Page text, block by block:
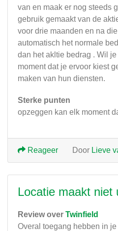
van en maak er nog steeds
gebruik gemaakt van de
voor drie maanden en na
automatisch het normale
dan het akltie bedrag . Wil
moment dat je ervoor kiest
maken van hun diensten.
Sterke punten
opzeggen kan elk moment
Door Lieve
Reageer
Locatie maakt niet
Review over Twinfield
Overal toegang hebben in